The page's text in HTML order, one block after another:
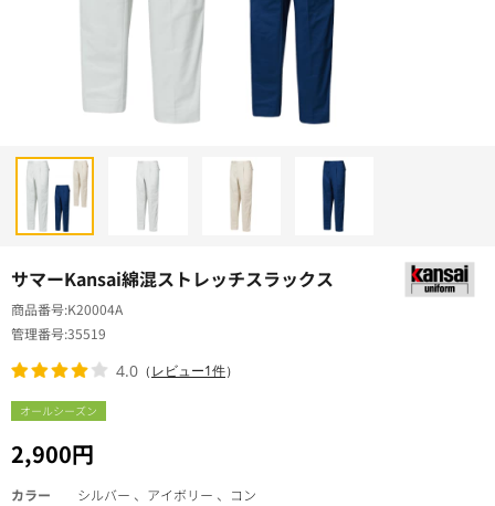
サマーKansai綿混ストレッチスラックス
オールシーズン
2,900円
商品番号 K20004A
管理番号35519
4.0 （レビュー1件）
カラー
シルバー 、アイボリー 、コン